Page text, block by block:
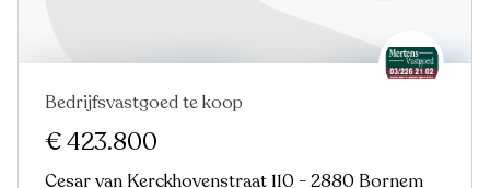
Bedrijfsvastgoed te koop
€ 423.800
Cesar van Kerckhovenstraat 110 - 2880 Bornem